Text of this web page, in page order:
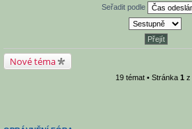
Seřadit podle
Nové téma
19 témat • Stránka 1 z